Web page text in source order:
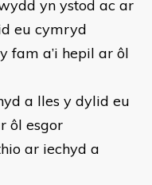
yn ystod ac ar
eu cymryd
fam a’i hepil ar ôl
a lles y dylid eu
ôl esgor
ar iechyd a